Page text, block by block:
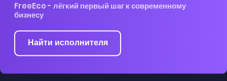
FreeEco - лёгкий первый шаг к современному
бизнесу
Найти исполнителя